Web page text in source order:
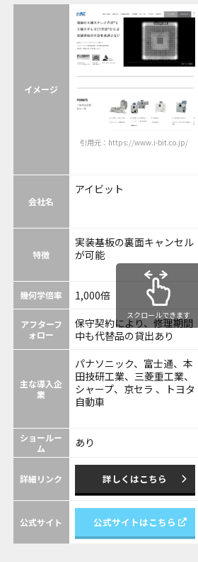
イメージ
引用元：https://www.i-bit.co.jp/
会社名
アイビット
特徴
実装基板の裏面キャンセル
が可能
幾何学倍率 1,000倍
アフターフ
ォロー
保守契約により、修理期間
中も代替品の貸出あり
主な導入企
業
パナソニック、富士通、本
田技研工業、三菱重工業、
シャープ、京セラ 、トヨタ
自動車
ショールー
ム
あり
詳細リンク 詳しくはこちら
公式サイト 公式サイトはこちら
スクロールできます